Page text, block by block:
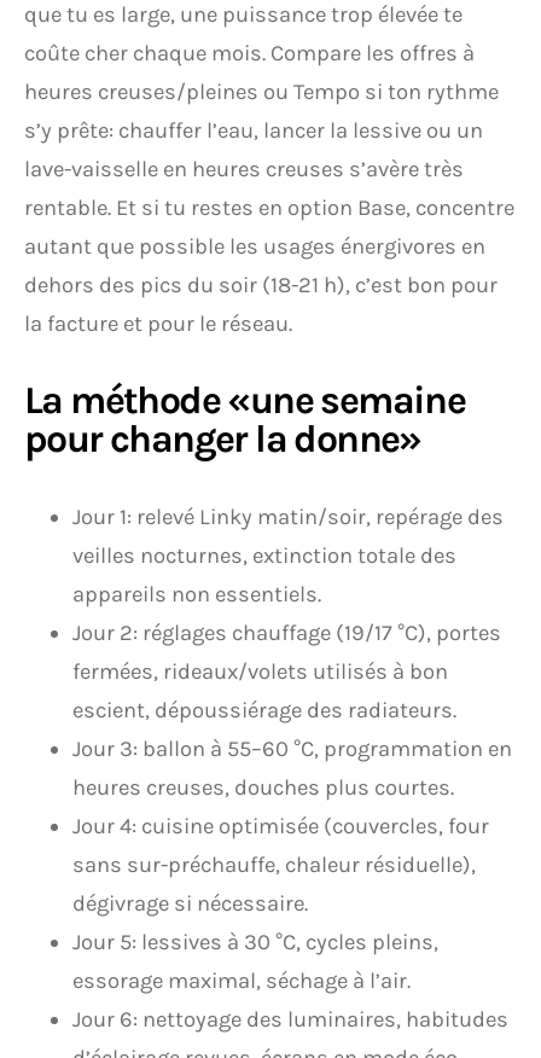
que tu es large, une puissance trop élevée te
coûte cher chaque mois. Compare les offres à
heures creuses/pleines ou Tempo si ton rythme
s’y prête: chauffer l’eau, lancer la lessive ou un
lave-vaisselle en heures creuses s’avère très
rentable. Et si tu restes en option Base, concentre
autant que possible les usages énergivores en
dehors des pics du soir (18-21 h), c’est bon pour
la facture et pour le réseau.
La méthode «une semaine
pour changer la donne»
Jour 1: relevé Linky matin/soir, repérage des
veilles nocturnes, extinction totale des
appareils non essentiels.
Jour 2: réglages chauffage (19/17 °C), portes
fermées, rideaux/volets utilisés à bon
escient, dépoussiérage des radiateurs.
Jour 3: ballon à 55–60 °C, programmation en
heures creuses, douches plus courtes.
Jour 4: cuisine optimisée (couvercles, four
sans sur-préchauffe, chaleur résiduelle),
dégivrage si nécessaire.
Jour 5: lessives à 30 °C, cycles pleins,
essorage maximal, séchage à l’air.
Jour 6: nettoyage des luminaires, habitudes